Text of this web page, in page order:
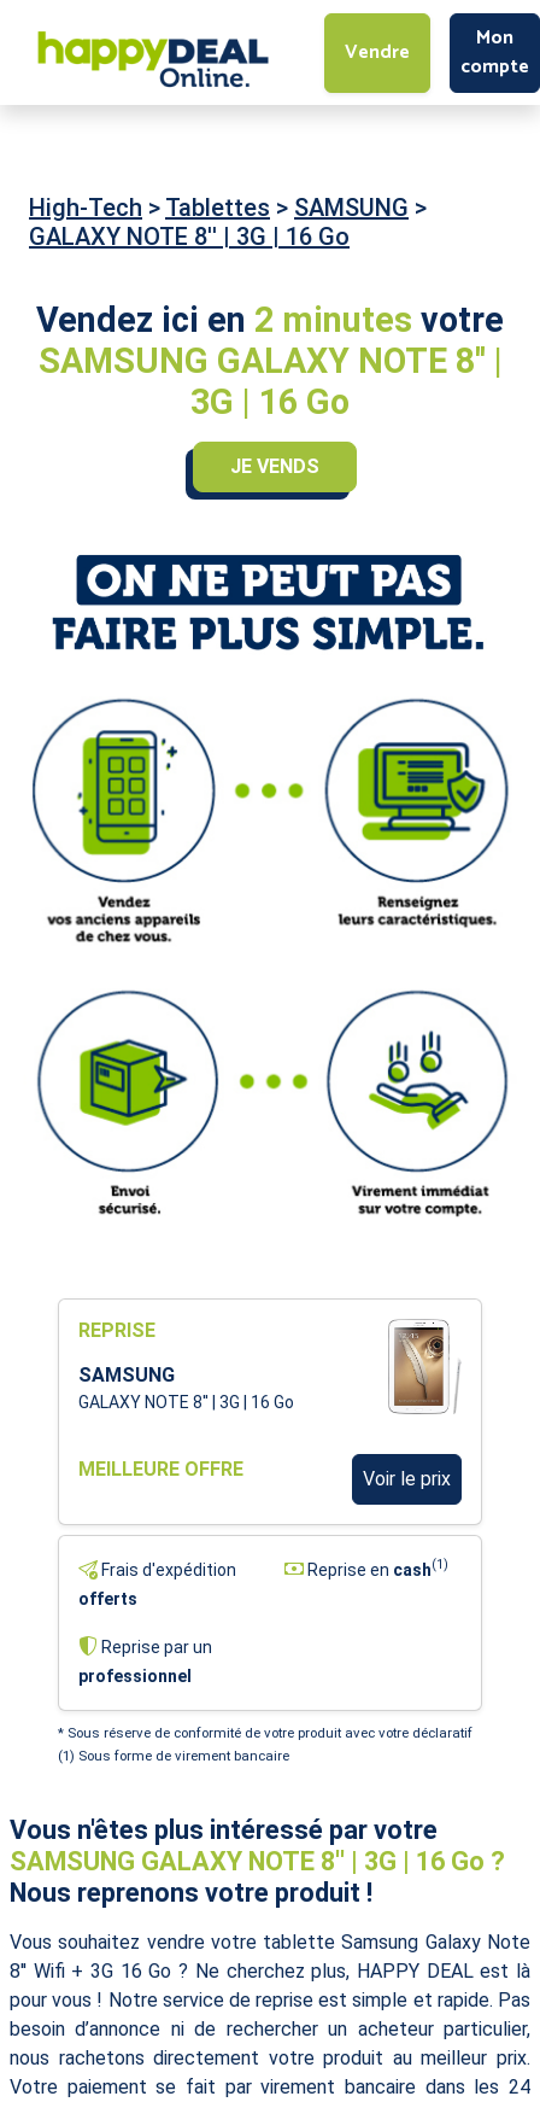
Vendre
Mon
compte
High-Tech > Tablettes > SAMSUNG >
GALAXY NOTE 8'' | 3G | 16 Go
Vendez ici en 2 minutes votre
SAMSUNG GALAXY NOTE 8'' |
3G | 16 Go
JE VENDS
REPRISE
SAMSUNG
GALAXY NOTE 8'' | 3G | 16 Go
MEILLEURE OFFRE Voir le prix
Frais d'expédition
offerts
Reprise en cash(1)
Reprise par un
professionnel
* Sous réserve de conformité de votre produit avec votre déclaratif
(1) Sous forme de virement bancaire
Vous n'êtes plus intéressé par votre
SAMSUNG GALAXY NOTE 8'' | 3G | 16 Go ?
Nous reprenons votre produit !
Vous souhaitez vendre votre tablette Samsung Galaxy Note
8'' Wifi + 3G 16 Go ? Ne cherchez plus, HAPPY DEAL est là
pour vous ! Notre service de reprise est simple et rapide. Pas
besoin d’annonce ni de rechercher un acheteur particulier,
nous rachetons directement votre produit au meilleur prix.
Votre paiement se fait par virement bancaire dans les 24